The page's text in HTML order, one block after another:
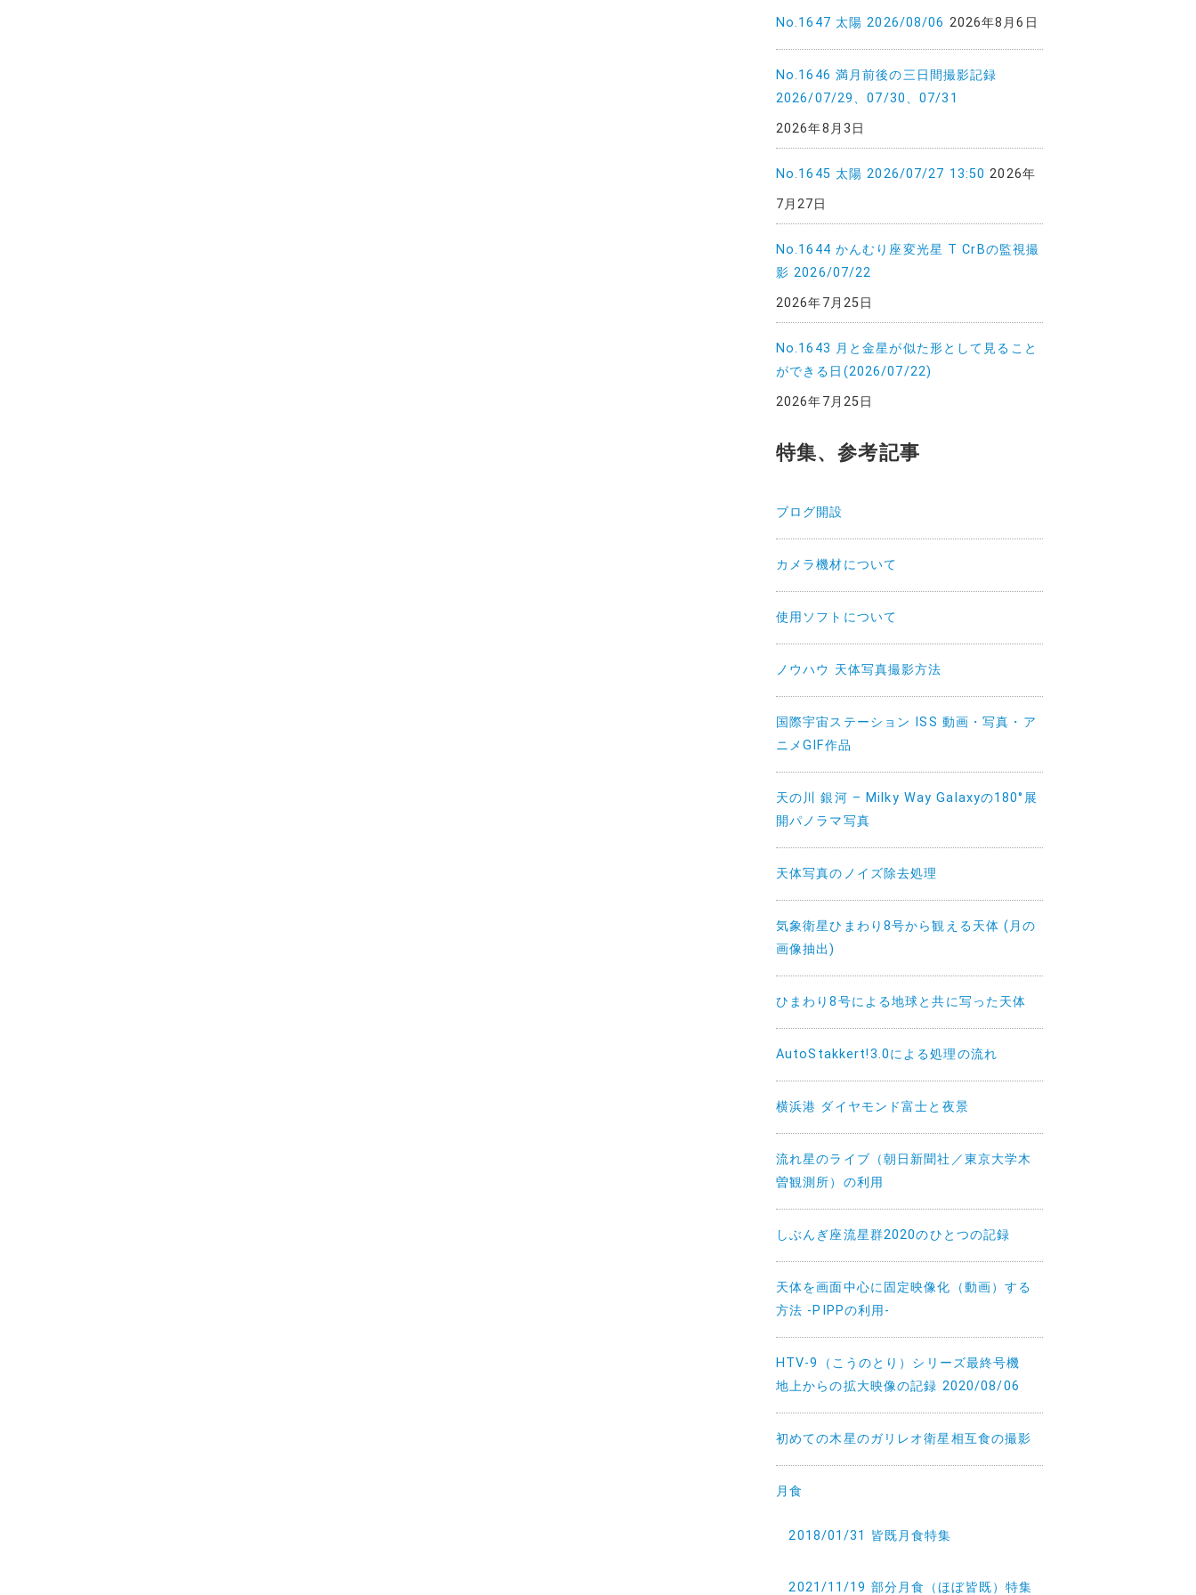
No.1647 太陽 2026/08/06 2026年8月6日
No.1646 満月前後の三日間撮影記録
2026/07/29、07/30、07/31
2026年8月3日
No.1645 太陽 2026/07/27 13:50 2026年
7月27日
No.1644 かんむり座変光星 T CrBの監視撮
影 2026/07/22
2026年7月25日
No.1643 月と金星が似た形として見ること
ができる日(2026/07/22)
2026年7月25日
特集、参考記事
ブログ開設
カメラ機材について
使用ソフトについて
ノウハウ 天体写真撮影方法
国際宇宙ステーション ISS 動画・写真・ア
ニメGIF作品
天の川 銀河 – Milky Way Galaxyの180°展
開パノラマ写真
天体写真のノイズ除去処理
気象衛星ひまわり8号から観える天体 (月の
画像抽出)
ひまわり8号による地球と共に写った天体
AutoStakkert!3.0による処理の流れ
横浜港 ダイヤモンド富士と夜景
流れ星のライブ（朝日新聞社／東京大学木
曽観測所）の利用
しぶんぎ座流星群2020のひとつの記録
天体を画面中心に固定映像化（動画）する
方法 -PIPPの利用-
HTV-9（こうのとり）シリーズ最終号機
地上からの拡大映像の記録 2020/08/06
初めての木星のガリレオ衛星相互食の撮影
月食
2018/01/31 皆既月食特集
2021/11/19 部分月食（ほぼ皆既）特集